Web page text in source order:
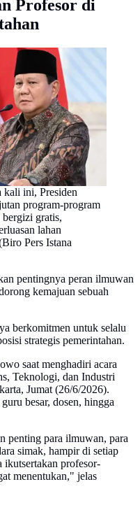
Profesor di
kali ini, Presiden
program-program
bergizi gratis,
lahan
Pers Istana
pentingnya peran ilmuwan
kemajuan sebuah
berkomitmen untuk selalu
strategis pemerintahan.
saat menghadiri acara
Teknologi, dan Industri
Jumat (26/6/2026).
besar, dosen, hingga
penting para ilmuwan, para
simak, hampir di setiap
ikutsertakan profesor-
menentukan," jelas